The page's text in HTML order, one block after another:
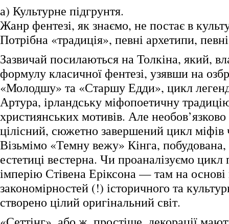
а) Культурне підгрунтя.
Жанр фентезі, як знаємо, не постає в
Потрібна «традиція», певні архетипи,
Зазвичай посилаються на Толкіна, який,
формулу класичної фентезі, узявши на
«Молодшу» та «Старшу Едди», цикл
Артура, ірландську міфопоетичну
християнських мотивів. Але необов’язково
цілісний, сюжетно завершений цикл міфів
Візьмімо «Темну вежу» Кінга,
естетиці вестерна. Чи проаналізуємо
імперію Стівена Еріксона — там на основі
закономірностей (!) історичного та
створено цілий оригінальний світ.